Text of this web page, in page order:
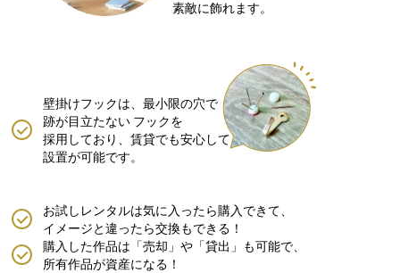
素敵に飾れます。
壁掛けフックは、最小限の穴で
跡が目立たない フックを
採用しており、賃貸でも安心して
設置が可能です。
購入した作品は「売却」や「貸出」も可能で、
所有作品が資産になる！
お試しレンタルは気に入ったら購入できて、
イメージと違ったら交換もできる！